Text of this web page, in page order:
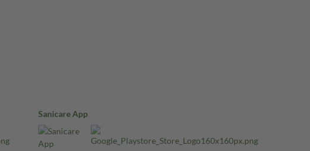
Sanicare App